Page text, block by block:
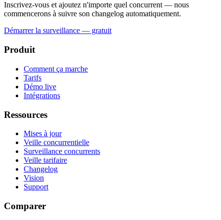
Inscrivez-vous et ajoutez n'importe quel concurrent — nous
commencerons à suivre son changelog automatiquement.
Démarrer la surveillance — gratuit
Produit
Comment ça marche
Tarifs
Démo live
Intégrations
Ressources
Mises à jour
Veille concurrentielle
Surveillance concurrents
Veille tarifaire
Changelog
Vision
Support
Comparer